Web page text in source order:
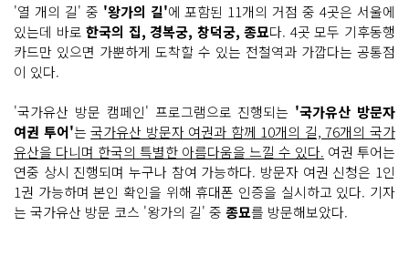
'열 개의 길' 중 '왕가의 길'에 포함된 11개의 거점 중 4곳은 서울에
있는데 바로한국의 집, 경복궁, 창덕궁, 종묘다. 4곳 모두 기후동행
카드만 있으면 가뿐하게 도착할 수 있는 전철역과 가깝다는 공통점
이 있다.
'국가유산 방문 캠페인' 프로그램으로 진행되는 '국가유산 방문자
여권 투어'는국가유산 방문자 여권과 함께 10개의 길, 76개의 국가
유산을 다니며 한국의 특별한 아름다움을 느낄 수 있다. 여권 투어는
연중 상시 진행되며 누구나 참여 가능하다. 방문자 여권 신청은 1인
1권 가능하며 본인 확인을 위해 휴대폰 인증을 실시하고 있다. 기자
는 국가유산 방문 코스 '왕가의 길' 중 종묘를 방문해보았다.